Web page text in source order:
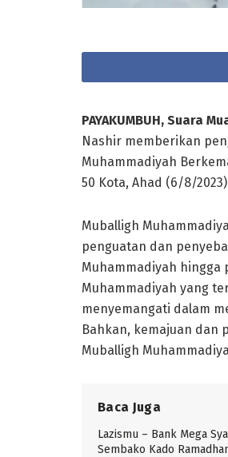
PAYAKUMBUH, Suara
Nashir memberikan
Muhammadiyah
50 Kota, Ahad (6/8/
Muballigh
penguatan dan
Muhammadiyah
Muhammadiyah yang
menyemangati dalam
Bahkan, kemajuan dan
Muballigh
Baca Juga
Lazismu – Bank Mega
Sembako Kado